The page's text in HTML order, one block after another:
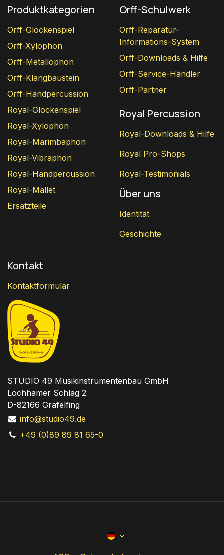
Produktkategorien
Orff-Glockenspiel
Orff-Xylophon
Orff-Metallophon
Orff-Klangbaustein
Orff-Handpercussion
Royal-Glockenspiel
Royal-Xylophon
Royal-Marimbaphon
Royal-Vibraphon
Royal-Handpercussion
Royal-Mallet
Ersatzteile
Orff-Schulwerk
Orff-Reparatur-
Informations-System
Orff-Downloads & Hilfe
Orff-Service-Händler
Orff-Partner
Royal Percussion
Royal-Downloads & Hilfe
Royal Pro-Shops
Royal-Testimonials
Über uns
Identität
Geschichte
Kontakt
Kontaktformular
STUDIO 49 Musikinstrumentenbau GmbH
Lochhamer Schlag 2
D-82166 Gräfelfing
info@studio49.de
+49 (0)89 89 81 65-0